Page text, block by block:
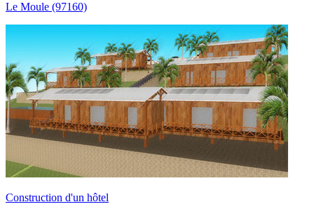
Le Moule (97160)
Construction d'un hôtel